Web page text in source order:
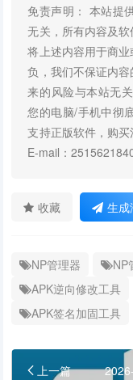
免责声明： 本站提
无关，所有内容及
将上述内容用于商
负，我们不保证内
来的风险与本站无
您的电脑/手机中彻
支持正版软件，购
E-mail：
收藏 生成
NP管理器 NP
APK逆向修改工具
APK签名加固工具
上一篇